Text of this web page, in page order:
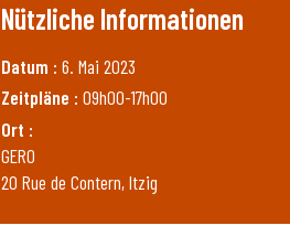
Nützliche Informationen
Datum : 6. Mai 2023
Zeitpläne : 09h00-17h00
Ort :
GERO
20 Rue de Contern, Itzig